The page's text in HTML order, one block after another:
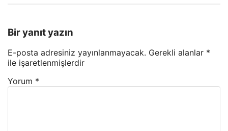
Bir yanıt yazın
E-posta adresiniz yayınlanmayacak. Gerekli alanlar *
ile işaretlenmişlerdir
Yorum *